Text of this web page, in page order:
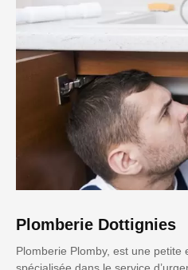
Plomberie Dottignies
Plomberie Plomby, est une petite